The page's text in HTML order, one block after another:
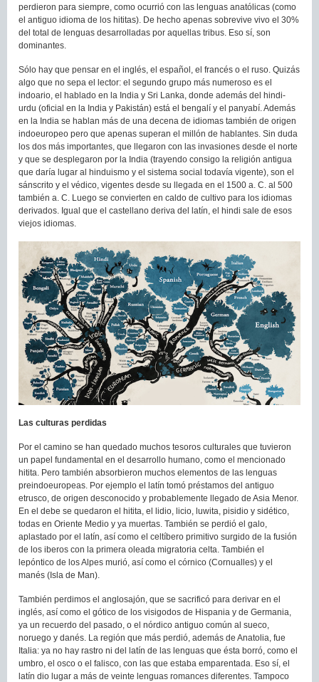
perdieron para siempre, como ocurrió con las lenguas anatólicas (como
el antiguo idioma de los hititas). De hecho apenas sobrevive vivo el 30%
del total de lenguas desarrolladas por aquellas tribus. Eso sí, son
dominantes.
Sólo hay que pensar en el inglés, el español, el francés o el ruso. Quizás
algo que no sepa el lector: el segundo grupo más numeroso es el
indoario, el hablado en la India y Sri Lanka, donde además del hindi-
urdu (oficial en la India y Pakistán) está el bengalí y el panyabí. Además
en la India se hablan más de una decena de idiomas también de origen
indoeuropeo pero que apenas superan el millón de hablantes. Sin duda
los dos más importantes, que llegaron con las invasiones desde el norte
y que se desplegaron por la India (trayendo consigo la religión antigua
que daría lugar al hinduismo y el sistema social todavía vigente), son el
sánscrito y el védico, vigentes desde su llegada en el 1500 a. C. al 500
también a. C. Luego se convierten en caldo de cultivo para los idiomas
derivados. Igual que el castellano deriva del latín, el hindi sale de esos
viejos idiomas.
Las culturas perdidas
Por el camino se han quedado muchos tesoros culturales que tuvieron
un papel fundamental en el desarrollo humano, como el mencionado
hitita. Pero también absorbieron muchos elementos de las lenguas
preindoeuropeas. Por ejemplo el latín tomó préstamos del antiguo
etrusco, de origen desconocido y probablemente llegado de Asia Menor.
En el debe se quedaron el hitita, el lidio, licio, luwita, pisidio y sidético,
todas en Oriente Medio y ya muertas. También se perdió el galo,
aplastado por el latín, así como el celtíbero primitivo surgido de la fusión
de los iberos con la primera oleada migratoria celta. También el
lepóntico de los Alpes murió, así como el córnico (Cornualles) y el
manés (Isla de Man).
También perdimos el anglosajón, que se sacrificó para derivar en el
inglés, así como el gótico de los visigodos de Hispania y de Germania,
ya un recuerdo del pasado, o el nórdico antiguo común al sueco,
noruego y danés. La región que más perdió, además de Anatolia, fue
Italia: ya no hay rastro ni del latín de las lenguas que ésta borró, como el
umbro, el osco o el falisco, con las que estaba emparentada. Eso sí, el
latín dio lugar a más de veinte lenguas romances diferentes. Tampoco